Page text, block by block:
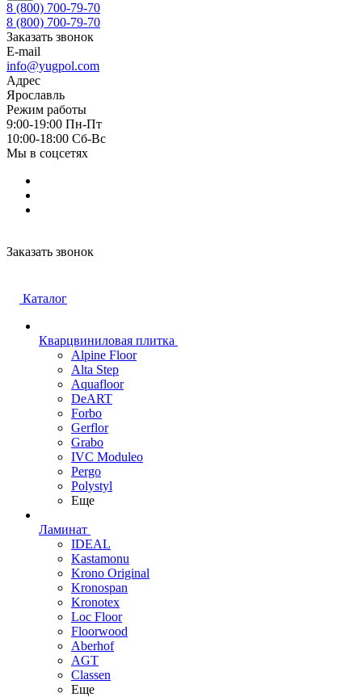
8 (800) 700-79-70
8 (800) 700-79-70
Заказать звонок
E-mail
info@yugpol.com
Адрес
Ярославль
Режим работы
9:00-19:00 Пн-Пт
10:00-18:00 Cб-Вс
Мы в соцсетях
Заказать звонок
Каталог
Кварцвиниловая плитка
Alpine Floor
Alta Step
Aquafloor
DeART
Forbo
Gerflor
Grabo
IVC Moduleo
Pergo
Polystyl
Еще
Ламинат
IDEAL
Kastamonu
Krono Original
Kronospan
Kronotex
Loc Floor
Floorwood
Aberhof
AGT
Classen
Еще